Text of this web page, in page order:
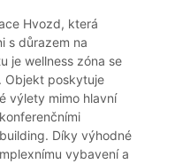
Hvozd, která
s důrazem na
je wellness zóna se
Objekt poskytuje
výlety mimo hlavní
Díky výhodné
vybavení a